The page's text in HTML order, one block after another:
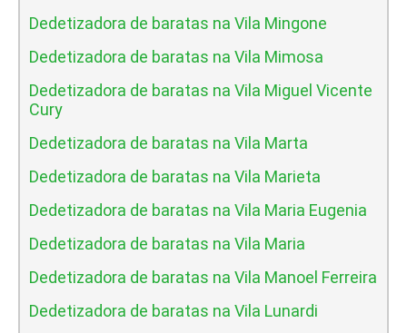
Dedetizadora de baratas na Vila Mingone
Dedetizadora de baratas na Vila Mimosa
Dedetizadora de baratas na Vila Miguel Vicente
Cury
Dedetizadora de baratas na Vila Marta
Dedetizadora de baratas na Vila Marieta
Dedetizadora de baratas na Vila Maria Eugenia
Dedetizadora de baratas na Vila Maria
Dedetizadora de baratas na Vila Manoel Ferreira
Dedetizadora de baratas na Vila Lunardi